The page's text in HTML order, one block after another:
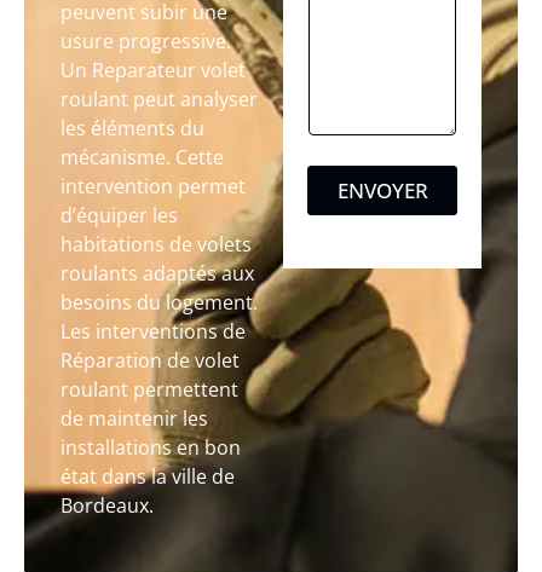
peuvent subir une
usure progressive.
Un Reparateur volet
roulant peut analyser
les éléments du
mécanisme. Cette
intervention permet
d’équiper les
habitations de volets
roulants adaptés aux
besoins du logement.
Les interventions de
Réparation de volet
roulant permettent
de maintenir les
installations en bon
état dans la ville de
Bordeaux.
ENVOYER